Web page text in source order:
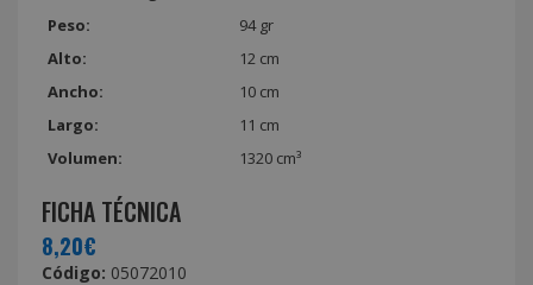
Peso:
94 gr
Alto:
12 cm
Ancho:
10 cm
Largo:
11 cm
Volumen:
1320 cm³
FICHA TÉCNICA
8,20€
Código: 05072010